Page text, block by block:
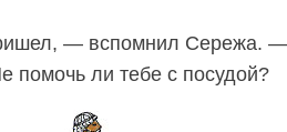
— вспомнил Сережа. —
помочь ли тебе с посудой?